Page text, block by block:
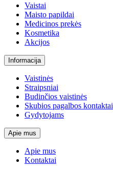
Vaistai
Maisto papildai
Medicinos prekės
Kosmetika
Akcijos
Informacija
Vaistinės
Straipsniai
Budinčios vaistinės
Skubios pagalbos kontaktai
Gydytojams
Apie mus
Apie mus
Kontaktai